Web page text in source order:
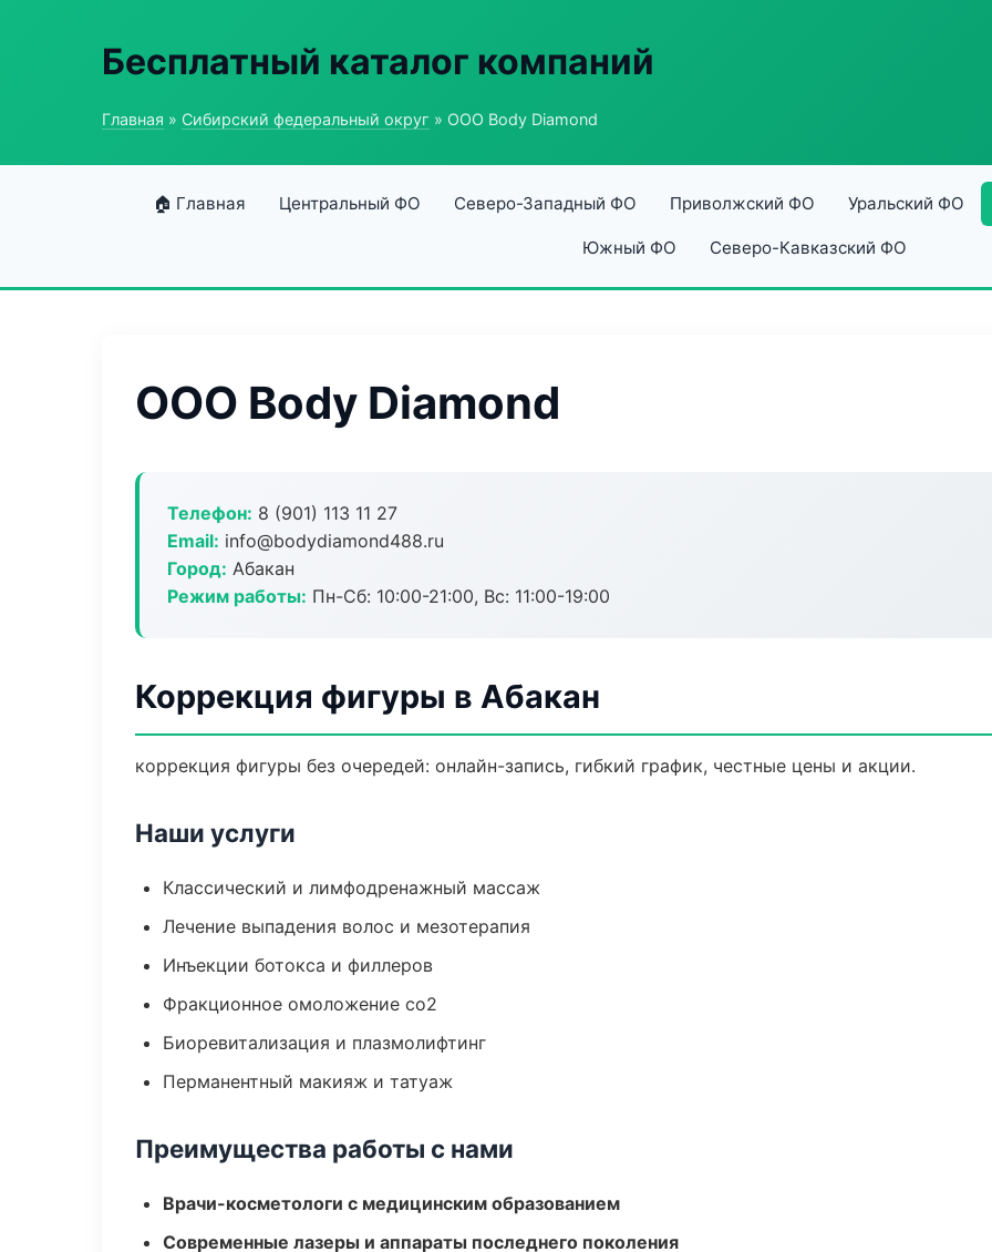
Бесплатный каталог компаний
Главная » Сибирский федеральный округ » ООО Body Diamond
🏠 Главная Центральный ФО Северо-Западный ФО Приволжский ФО Уральский ФО
Южный ФО Северо-Кавказский ФО
ООО Body Diamond
Телефон: 8 (901) 113 11 27
Email: info@bodydiamond488.ru
Город: Абакан
Режим работы: Пн-Сб: 10:00-21:00, Вс: 11:00-19:00
Коррекция фигуры в Абакан
коррекция фигуры без очередей: онлайн-запись, гибкий график, честные цены и акции.
Наши услуги
Классический и лимфодренажный массаж
Лечение выпадения волос и мезотерапия
Инъекции ботокса и филлеров
Фракционное омоложение co2
Биоревитализация и плазмолифтинг
Перманентный макияж и татуаж
Преимущества работы с нами
Врачи-косметологи с медицинским образованием
Современные лазеры и аппараты последнего поколения